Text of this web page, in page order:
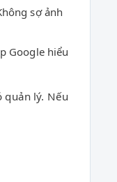
sợ ảnh
Google hiểu
quản lý. Nếu